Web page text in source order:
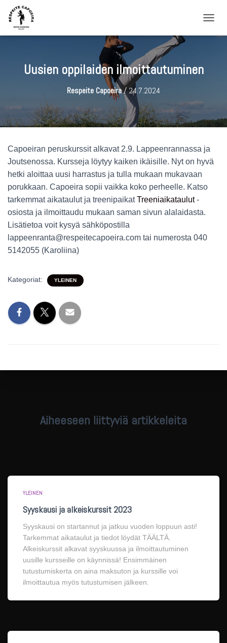
Uusien oppilaiden ilmoittautuminen
Respeite Capoeira/24.7.2024
Capoeiran peruskurssit alkavat 2.9. Lappeenrannassa ja
Joutsenossa. Kursseja löytyy kaiken ikäisille. Nyt on hyvä
hetki aloittaa uusi harrastus ja tulla mukaan mukavaan
porukkaan. Capoeira sopii vaikka koko perheelle. Katso
tarkemmat aikataulut ja treenipaikatTreeniaikataulut-
osiosta ja ilmoittaudu mukaan saman sivun alalaidasta.
Lisätietoa voit kysyä sähköpostilla
lappeenranta@respeitecapoeira.com tai numerosta 040
5142055 (Karoliina)
Kategoriat: YLEINEN
Aiheeseen liittyviä artikkeleita
YLEINEN
Syyskausi ja alkeiskurssit 2023
Syyskausi on startannut ja jatkuu vuoden loppuun asti!
Tarkemmat aikataulut ja tiedot löydät TÄÄLTÄ.
Alkeiskurssit alkavat syyskuussa ja ilmoittautuminen
uusille kursseille on käynnissä! Ensimmäinen
tutustumiskerta on aina maksuton ja kurssille voi
ilmoittautua myös tutustumisen jälkeen.